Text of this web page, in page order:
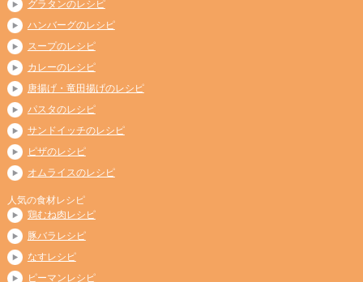
グラタンのレシピ
ハンバーグのレシピ
スープのレシピ
カレーのレシピ
唐揚げ・竜田揚げのレシピ
パスタのレシピ
サンドイッチのレシピ
ピザのレシピ
オムライスのレシピ
人気の食材レシピ
鶏むね肉レシピ
豚バラレシピ
なすレシピ
ピーマンレシピ